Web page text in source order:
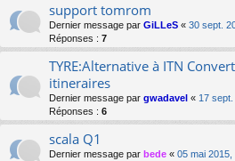
support tomrom
Dernier message par GiLLeS « 30 sept.
Réponses : 7
TYRE:Alternative à ITN
itineraires
Dernier message par gwadavel « 17
Réponses : 6
scala Q1
Dernier message par bede « 05 mai 2015,